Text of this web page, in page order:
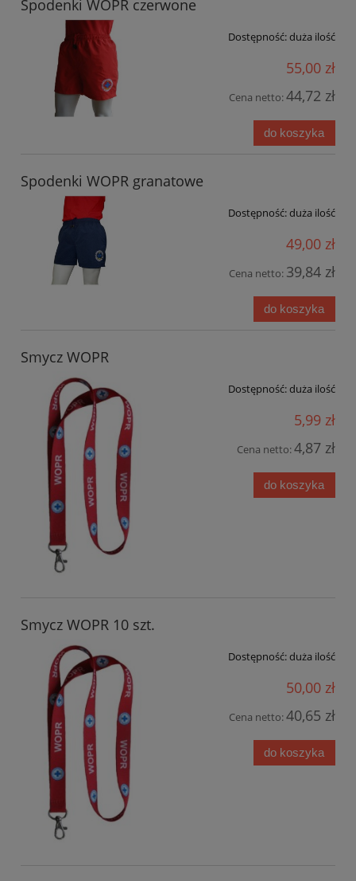
Spodenki WOPR czerwone
Dostępność:duża ilość
55,00 zł
Cena netto:44,72 zł
do koszyka
Spodenki WOPR granatowe
Dostępność:duża ilość
49,00 zł
Cena netto: 39,84 zł
do koszyka
Smycz WOPR
Dostępność:duża ilość
5,99 zł
Cena netto:4,87 zł
do koszyka
Smycz WOPR 10 szt.
Dostępność:duża ilość
50,00 zł
Cena netto:40,65 zł
do koszyka